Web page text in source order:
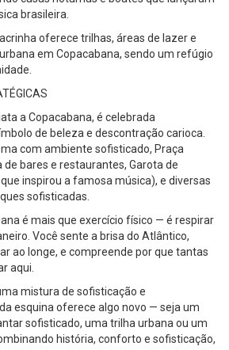
brasileira.
oferece trilhas, áreas de lazer e
em Copacabana, sendo um refúgio
a Copacabana, é celebrada
de beleza e descontração carioca.
com ambiente sofisticado, Praça
de bares e restaurantes, Garota de
inspirou a famosa música), e diversas
sofisticadas.
é mais que exercício físico — é respirar
Você sente a brisa do Atlântico,
ao longe, e compreende por que tantas
aqui.
mistura de sofisticação e
esquina oferece algo novo — seja um
sofisticado, uma trilha urbana ou um
história, conforto e sofisticação,